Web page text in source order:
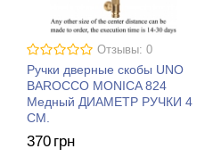
Отзывы: 0
Ручки дверные скобы UNO
BAROCCO MONICA 824
Медный ДИАМЕТР РУЧКИ 4
СМ.
370 грн